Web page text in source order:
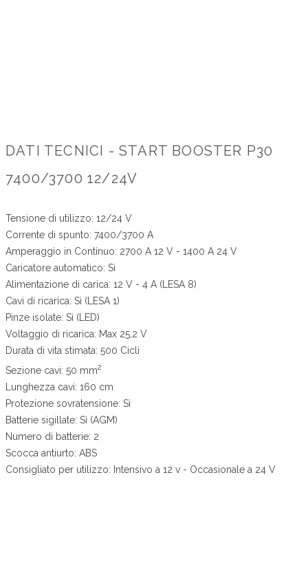
DATI TECNICI - START BOOSTER P30
7400/3700 12/24V
Tensione di utilizzo: 12/24 V
Corrente di spunto: 7400/3700 A
Amperaggio in Continuo: 2700 A 12 V - 1400 A 24 V
Caricatore automatico: Sì
Alimentazione di carica: 12 V - 4 A (LESA 8)
Cavi di ricarica: Sì (LESA 1)
Pinze isolate: Sì (LED)
Voltaggio di ricarica: Max 25,2 V
Durata di vita stimata: 500 Cicli
Sezione cavi: 50 mm2
Lunghezza cavi: 160 cm
Protezione sovratensione: Sì
Batterie sigillate: Sì (AGM)
Numero di batterie: 2
Scocca antiurto: ABS
Consigliato per utilizzo: Intensivo a 12 v - Occasionale a 24 V